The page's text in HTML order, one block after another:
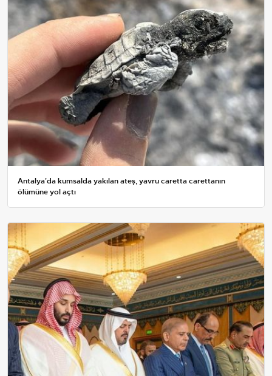
Antalya'da kumsalda yakılan ateş, yavru caretta carettanın
ölümüne yol açtı